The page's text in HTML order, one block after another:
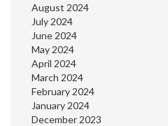
August 2024
July 2024
June 2024
May 2024
April 2024
March 2024
February 2024
January 2024
December 2023